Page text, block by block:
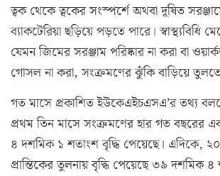
ত্বক থেকে ত্বকের সংস্পর্শে অথবা দূষিত
ব্যাকটেরিয়া ছড়িয়ে পড়তে পারে। স্বাস্থ্যবিধি
যেমন জিমের সরঞ্জাম পরিষ্কার না করা বা
গোসল না করা, সংক্রমণের ঝুঁকি বাড়িয়ে
গত মাসে প্রকাশিত ইউকেএইচএসএ’র তথ্য
প্রথম তিন মাসে সংক্রমণের হার গত বছরের
৪ দশমিক ১ শতাংশ বৃদ্ধি পেয়েছে। এদিকে,
প্রান্তিকের তুলনায় বৃদ্ধি পেয়েছে ৩৯ দশমিক